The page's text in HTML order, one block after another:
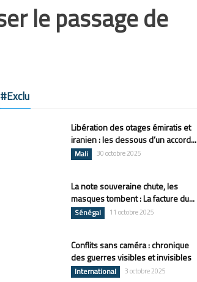
le passage de
#Exclu
Libération des otages émiratis et
iranien : les dessous d’un accord...
Mali 30 octobre 2025
La note souveraine chute, les
masques tombent : La facture du...
Sénégal 11 octobre 2025
Conflits sans caméra : chronique
des guerres visibles et invisibles
International 3 octobre 2025